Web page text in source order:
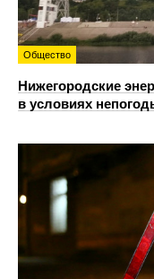
Общество
Нижегородские
в условиях